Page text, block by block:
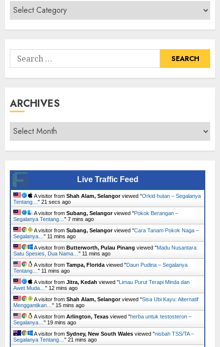
Cari
Senarai
Tumbuhan
Search
for:
ARCHIVES
Archives
Live Traffic Feed
A visitor from Shah Alam, Selangorviewed "Orkid hutan – Segalanya
Tentang… " 22 secs ago
A visitor from Subang, Selangorviewed "Pokok Berangan –
Segalanya Tentang… " 7 mins ago
A visitor from Subang, Selangorviewed "Cara Tanam Pokok Naga –
Segalanya… " 11 mins ago
A visitor from Butterworth, Pulau Pinang viewed "Madu Nusantara:
Satu Spesies, Dua Nama… " 11 mins ago
A visitor from Tampa, Florida viewed "Daun Pudina – Segalanya
Tentang… " 11 mins ago
A visitor from Jitra, Kedah viewed "Limau Purut Terapi Minda dan
Awet Muda… " 12 mins ago
A visitor from Shah Alam, Selangorviewed "Sisa Ubi Kayu: Alternatif
Menggantikan… " 15 mins ago
A visitor from Arlington, Texas viewed "herba untuk testosteron –
Segalanya… " 19 mins ago
A visitor from Sydney, New South Wales viewed "nisbah TSS/TA –
Segalanya Tentang… " 21 mins ago